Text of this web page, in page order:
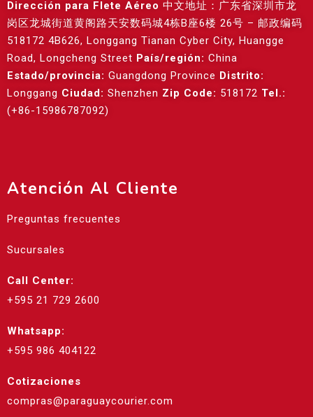
Dirección para Flete Aéreo 中文地址：广东省深圳市龙
岗区龙城街道黄阁路天安数码城4栋B座6楼 26号 – 邮政编码
518172 4B626, Longgang Tianan Cyber City, Huangge
Road, Longcheng Street País/región: China
Estado/provincia: Guangdong Province Distrito:
Longgang Ciudad: Shenzhen Zip Code: 518172 Tel.:
(+86-15986787092)
Atención Al Cliente
Preguntas frecuentes
Sucursales
Call Center:
+595 21 729 2600
Whatsapp:
+595 986 404122
Cotizaciones
compras@paraguaycourier.com